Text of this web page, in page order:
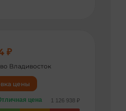
₽
Владивосток
цены
цена 1 126 938 ₽